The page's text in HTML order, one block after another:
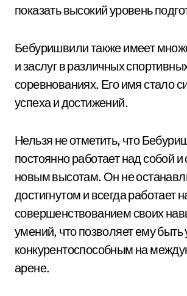
показать высокий уровень
Бебуришвили также имеет
и заслуг в различных
соревнованиях. Его имя стало
успеха и достижений.
Нельзя не отметить, что
постоянно работает над собой и
новым высотам. Он не
достигнутом и всегда работает
совершенствованием своих
умений, что позволяет ему
конкурентоспособным на
арене.